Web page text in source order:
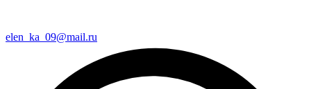
elen_ka_09@mail.ru